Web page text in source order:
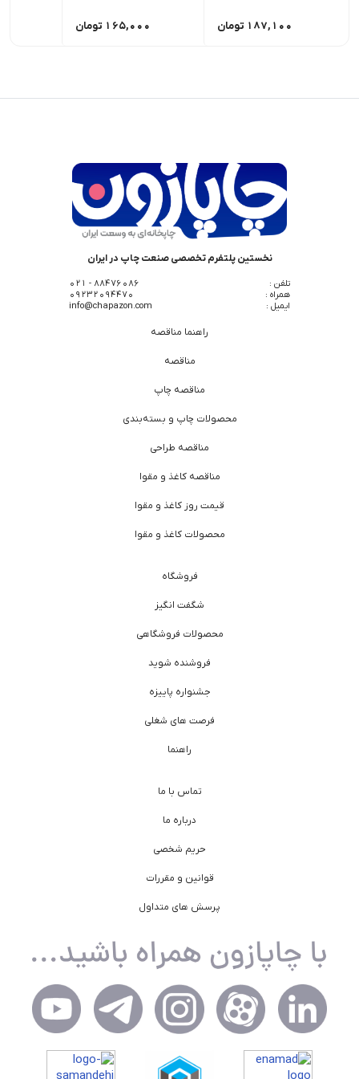
187,100 تومان 165,000 تومان
نخستین پلتفرم تخصصی صنعت چاپ در ایران
تلفن :
88476086 - 021
همراه :
09232094470
ایمیل :
info@chapazon.com
راهنما مناقصه
مناقصه
مناقصه چاپ
محصولات چاپ و بسته‌بندی
مناقصه طراحی
مناقصه کاغذ و مقوا
قیمت روز کاغذ و مقوا
محصولات کاغذ و مقوا
فروشگاه
شگفت انگیز
محصولات فروشگاهی
فروشنده شوید
جشنواره پاییزه
فرصت های شغلی
راهنما
تماس با ما
درباره ما
حریم شخصی
قوانین و مقررات
پرسش های متداول